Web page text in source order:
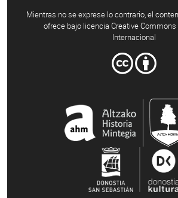
Mientras no se exprese lo contrario, el
ofrece bajo licencia Creative
Internacional